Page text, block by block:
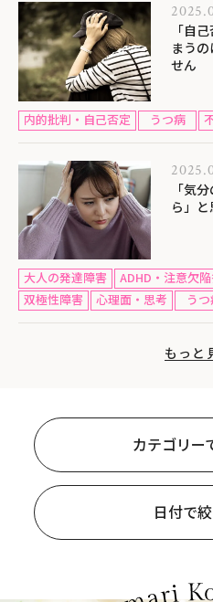
「自
まう
せん
内的批判・自己否定 うつ病
「気
ら」
大人の発達障害 ADHD・注意欠
双極性障害
心理面・思考 う
もっと
カテゴリー
日付で